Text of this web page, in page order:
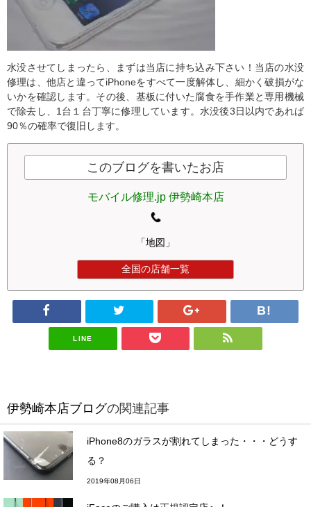
水没させてしまったら、まずは当店に持ち込み下さい！当店の水没
修理は、他店と違ってiPhoneをすべて一度解体し、細かく破損がな
いかを確認します。その後、基板に付いた腐食を手作業と専用機械
で除去し、1台１台丁寧に修理しています。水没後3日以内であれば
90％の確率で復旧します。
このブログを書いたお店
モバイル修理.jp 伊勢崎本店
「地図」
全国の店舗一覧
LINE
伊勢崎本店ブログの関連記事
iPhone8のガラスが割れてしまった・・・どうす
る？
2019年08月06日